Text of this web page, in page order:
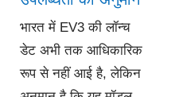
भारत में EV3 की लॉन्च
डेट अभी तक आधिकारिक
रूप से नहीं आई है, लेकिन